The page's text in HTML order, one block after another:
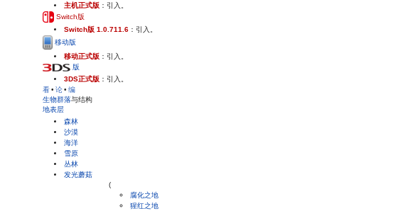
主机正式版 ：引入。
Switch版
Switch版 1.0.711.6 ：引入。
移动版
移动正式版 ：引入。
版
3DS正式版 ：引入。
看• 论• 编
生物群落与结构
地表层
森林
沙漠
海洋
雪原
丛林
发光蘑菇
(
腐化之地
猩红之地